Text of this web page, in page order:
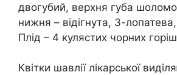
двогубий, верхня губа
нижня – відігнута, 3-
Плід – 4 кулястих чорних
Квітки шавлії лікарської